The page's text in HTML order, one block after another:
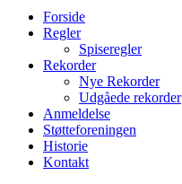
Forside
Regler
Spiseregler
Rekorder
Nye Rekorder
Udgåede rekorder
Anmeldelse
Støtteforeningen
Historie
Kontakt